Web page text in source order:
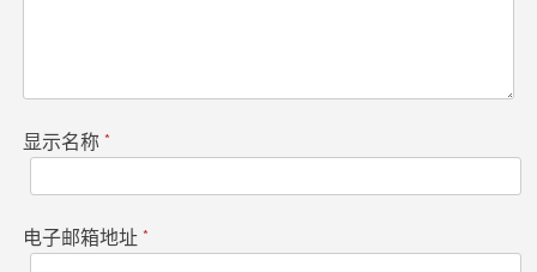
显示名称 *
电子邮箱地址 *